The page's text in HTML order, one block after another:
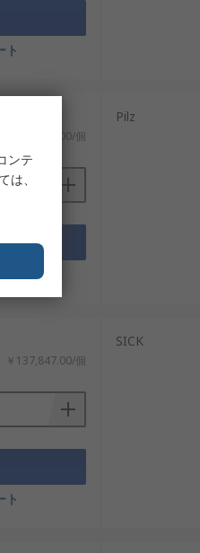
ト
￥1,483.00/個
Pilz
￥137,847.00/個
ト
SICK
ンテ
、